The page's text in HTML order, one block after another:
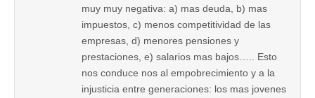
muy muy negativa: a) mas deuda, b) mas
impuestos, c) menos competitividad de las
empresas, d) menores pensiones y
prestaciones, e) salarios mas bajos….. Esto
nos conduce nos al empobrecimiento y a la
injusticia entre generaciones: los mas jovenes